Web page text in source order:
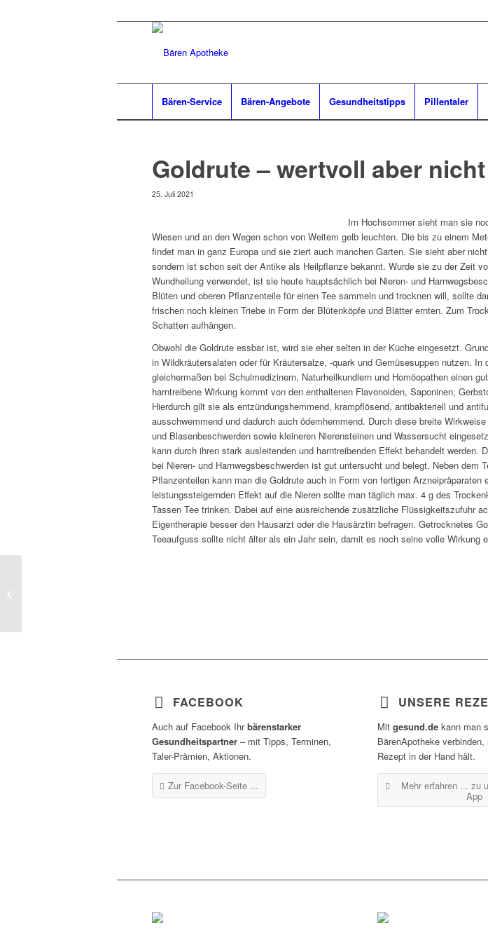
Bären-Service Bären-Angebote Gesundheitstipps Pillentaler
Goldrute – wertvoll aber
25. Juli 2021
Im Hochsommer sieht man sie
Wiesen und an den Wegen schon von Weitem gelb leuchten. Die bis zu einem
findet man in ganz Europa und sie ziert auch manchen Garten. Sie sieht aber
sondern ist schon seit der Antike als Heilpflanze bekannt. Wurde sie zu der Zeit
Wundheilung verwendet, ist sie heute hauptsächlich bei Nieren- und
Blüten und oberen Pflanzenteile für einen Tee sammeln und trocknen will, sollte
frischen noch kleinen Triebe in Form der Blütenköpfe und Blätter ernten. Zum
Schatten aufhängen.
Obwohl die Goldrute essbar ist, wird sie eher selten in der Küche eingesetzt.
in Wildkräutersalaten oder für Kräutersalze, -quark und Gemüsesuppen nutzen. In
gleichermaßen bei Schulmedizinern, Naturheilkundlern und Homöopathen einen
harntreibene Wirkung kommt von den enthaltenen Flavonoiden, Saponinen,
Hierdurch gilt sie als entzündungshemmend, krampflösend, antibakteriell und
ausschwemmend und dadurch auch ödemhemmend. Durch diese breite
und Blasenbeschwerden sowie kleineren Nierensteinen und Wassersucht
kann durch ihren stark ausleitenden und harntreibenden Effekt behandelt werden.
bei Nieren- und Harnwegsbeschwerden ist gut untersucht und belegt. Neben dem
Pflanzenteilen kann man die Goldrute auch in Form von fertigen Arzneipräparaten
leistungssteigernden Effekt auf die Nieren sollte man täglich max. 4 g des
Tassen Tee trinken. Dabei auf eine ausreichende zusätzliche Flüssigkeitszufuhr
Eigentherapie besser den Hausarzt oder die Hausärztin befragen. Getrocknetes
Teeaufguss sollte nicht älter als ein Jahr sein, damit es noch seine volle Wirkung
FACEBOOK
Auch auf Facebook Ihrbärenstarker
Gesundheitspartner – mit Tipps, Terminen,
Taler-Prämien, Aktionen.
Zur Facebook-Seite ...
UNSERE
Mit gesund.dekann man
BärenApotheke
Rezept in der Hand hält.
Mehr erfahren ... zu
App